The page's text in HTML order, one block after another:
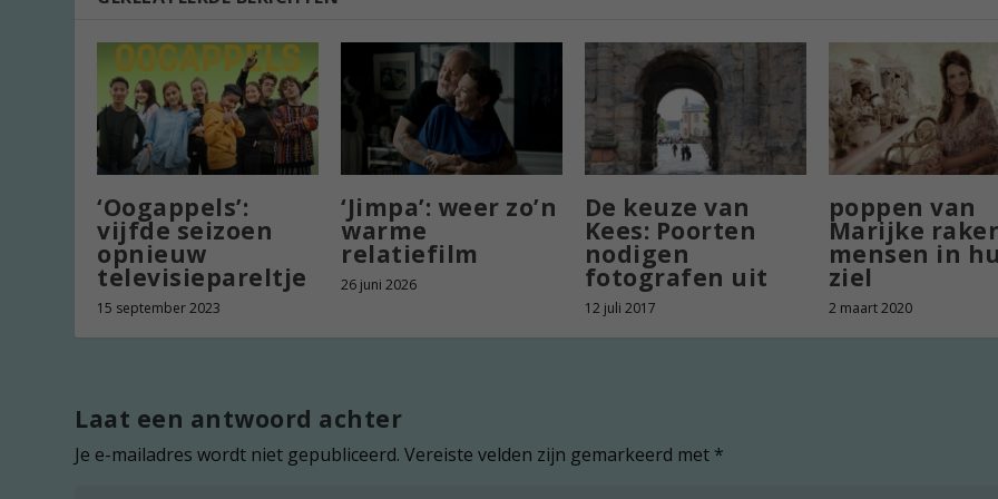
‘Oogappels’:
vijfde seizoen
opnieuw
televisiepareltje
15 september 2023
‘Jimpa’: weer zo’n
warme
relatiefilm
26 juni 2026
De keuze van
Kees: Poorten
nodigen
fotografen uit
12 juli 2017
poppen van
Marijke
mensen in
ziel
2 maart 2020
Laat een antwoord achter
Je e-mailadres wordt niet gepubliceerd. Vereiste velden zijn gemarkeerd met *